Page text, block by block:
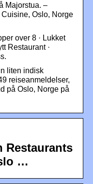
Majorstua. –
Oslo, Norge
over 8 · Lukket
Restaurant ·
liten indisk
reiseanmeldelser,
på Oslo, Norge på
Restaurants
…